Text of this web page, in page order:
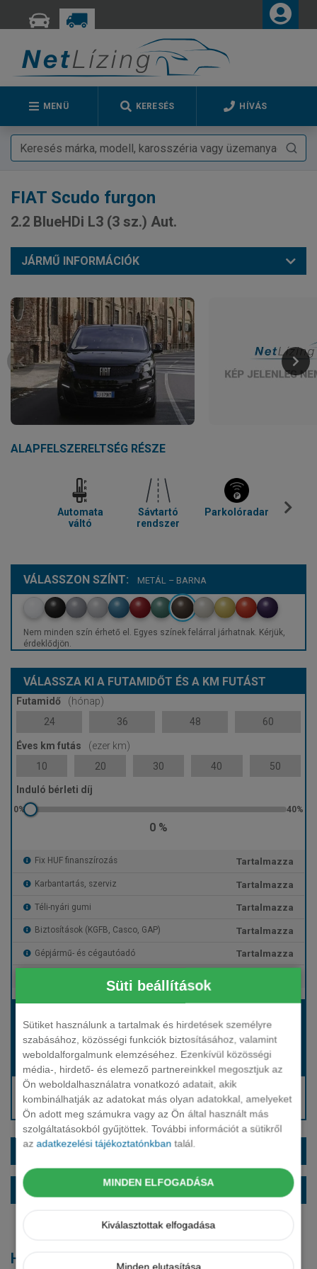
Süti beállítások
Sütiket használunk a tartalmak és hirdetések személyre
szabásához, közösségi funkciók biztosításához, valamint
weboldalforgalmunk elemzéséhez. Ezenkívül közösségi
média-, hirdető- és elemező partnereinkkel megosztjuk az
Ön weboldalhasználatra vonatkozó adatait, akik
kombinálhatják az adatokat más olyan adatokkal, amelyeket
Ön adott meg számukra vagy az Ön által használt más
szolgáltatásokból gyűjtöttek. További információt a sütikről
azadatkezelési tájékoztatónkban talál.
MINDEN ELFOGADÁSA
Kiválasztottak elfogadása
Minden elutasítása
MENÜ KERESÉS HÍVÁS
FIAT Scudo furgon
2.2 BlueHDi L3 (3 sz.) Aut.
JÁRMŰ INFORMÁCIÓK
ALAPFELSZERELTSÉG RÉSZE
Automata
váltó
Sávtartó
rendszer
Parkolóradar
VÁLASSZON SZÍNT: METÁL – BARNA
Nem minden szín érhető el. Egyes színek felárral járhatnak. Kérjük,
érdeklődjön.
VÁLASSZA KI A FUTAMIDŐT ÉS A KM FUTÁST
Futamidő
(hónap)
24
36 48 60
Éves km futás
(ezer km)
10
20 30 40 50
Induló bérleti díj
0 %
Fix HUF finanszírozás Tartalmazza
Karbantartás, szerviz Tartalmazza
Téli-nyári gumi Tartalmazza
Biztosítások (KGFB, Casco, GAP) Tartalmazza
Gépjármű- és cégautóadó Tartalmazza
Hívjon bennünket!
Hívjon bennünket!
Hívjon: +36 1 888 0088
Kérjen visszahívást!
EXTRÁK ÉS SZÍNEK
ALAPFELSZERELTSÉG
Hasonló modellek